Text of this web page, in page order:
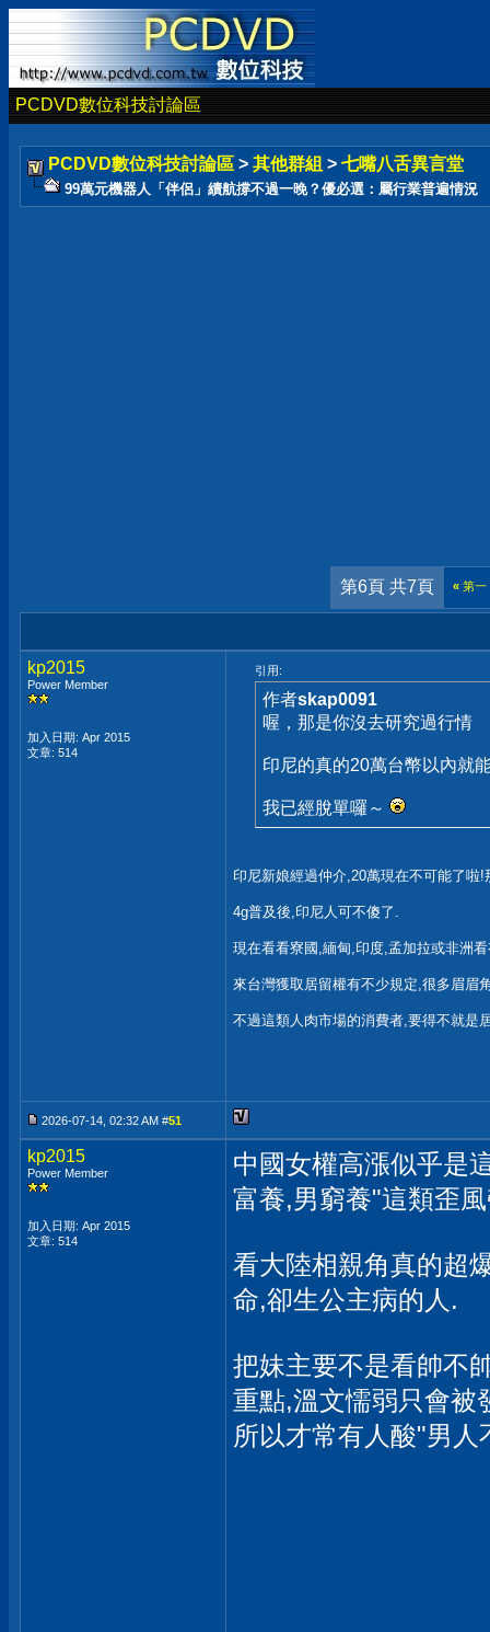
PCDVD數位科技討論區
PCDVD數位科技討論區 > 其他群組 > 七嘴八舌異言堂
99萬元機器人「伴侶」續航撐不過一晚？優必選：屬行業普遍情況
第6頁 共7頁 «第一
kp2015
Power Member
加入日期: Apr 2015
文章: 514
引用:
作者skap0091
喔，那是你沒去研究過行情
印尼的真的20萬台幣以內就
我已經脫單囉～
印尼新娘經過仲介,20萬現在不可能了啦
4g普及後,印尼人可不傻了.
現在看看寮國,緬甸,印度,孟加拉或非洲
來台灣獲取居留權有不少規定,很多眉眉
不過這類人肉市場的消費者,要得不就是
2026-07-14, 02:32 AM #51
kp2015
Power Member
加入日期: Apr 2015
文章: 514
中國女權高漲似乎是
富養,男窮養"這類歪
看大陸相親角真的超
命,卻生公主病的人.
把妹主要不是看帥不
重點,溫文懦弱只會被
所以才常有人酸"男